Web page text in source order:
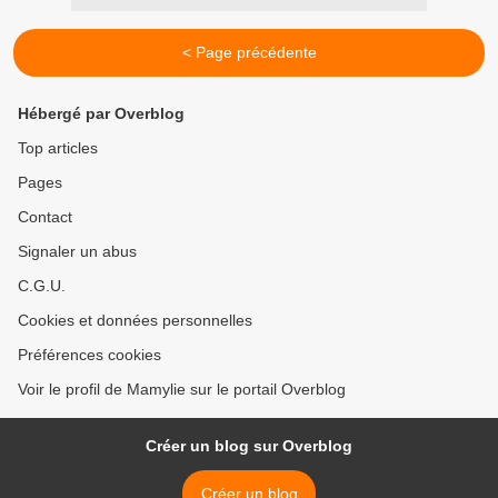
< Page précédente
Hébergé par Overblog
Top articles
Pages
Contact
Signaler un abus
C.G.U.
Cookies et données personnelles
Préférences cookies
Voir le profil de Mamylie sur le portail Overblog
Créer un blog sur Overblog
Créer un blog